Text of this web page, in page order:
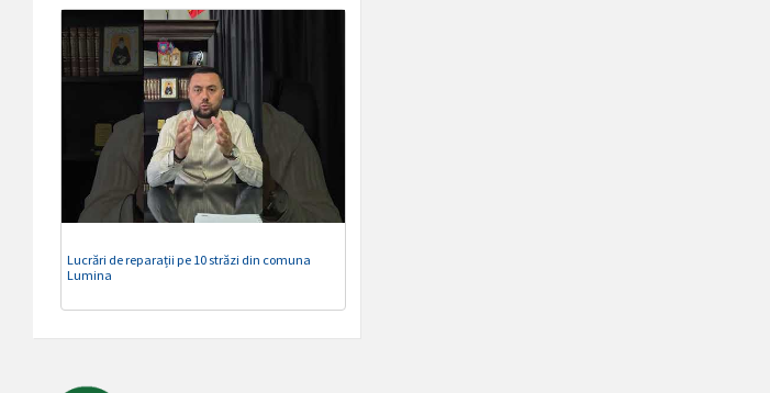
Lucrări de reparații pe 10 străzi din comuna
Lumina